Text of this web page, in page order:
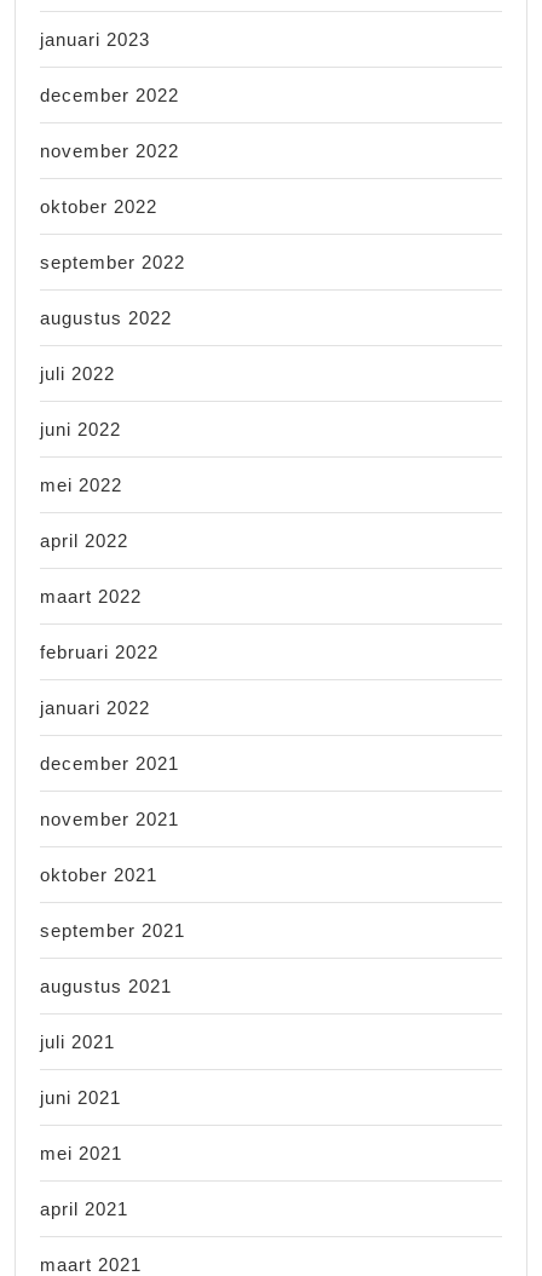
januari 2023
december 2022
november 2022
oktober 2022
september 2022
augustus 2022
juli 2022
juni 2022
mei 2022
april 2022
maart 2022
februari 2022
januari 2022
december 2021
november 2021
oktober 2021
september 2021
augustus 2021
juli 2021
juni 2021
mei 2021
april 2021
maart 2021